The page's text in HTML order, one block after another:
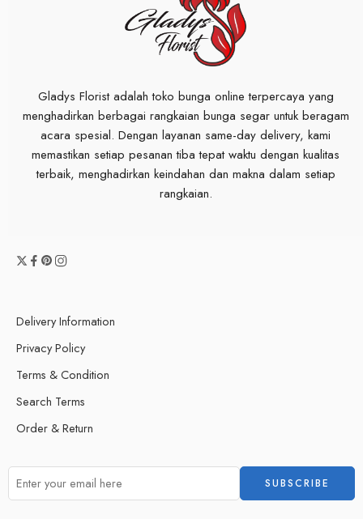
Gladys Florist adalah toko bunga online terpercaya yang
menghadirkan berbagai rangkaian bunga segar untuk beragam
acara spesial. Dengan layanan same-day delivery, kami
memastikan setiap pesanan tiba tepat waktu dengan kualitas
terbaik, menghadirkan keindahan dan makna dalam setiap
rangkaian.
Delivery Information
Privacy Policy
Terms & Condition
Search Terms
Order & Return